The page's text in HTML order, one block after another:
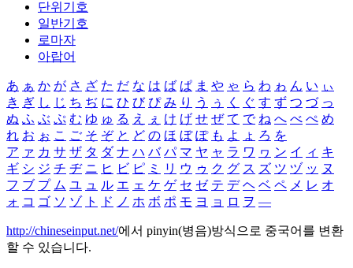
단위기호
일반기호
로마자
아랍어
あ ぁ か が さ ざ た だ な は ば ぱ ま や ゃ ら わ ゎ ん い ぃ
き ぎ し じ ち ぢ に ひ び ぴ み り う ぅ く ぐ す ず つ づ っ
ぬ ふ ぶ ぷ む ゆ ゅ る え ぇ け げ せ ぜ て で ね へ べ ぺ め
れ お ぉ こ ご そ ぞ と ど の ほ ぼ ぽ も よ ょ ろ を
ア ァ カ サ ザ タ ダ ナ ハ バ パ マ ヤ ャ ラ ワ ヮ ン イ ィ キ
ギ シ ジ チ ヂ ニ ヒ ビ ピ ミ リ ウ ゥ ク グ ス ズ ツ ヅ ッ ヌ
フ ブ プ ム ユ ュ ル エ ェ ケ ゲ セ ゼ テ デ ヘ ベ ペ メ レ オ
ォ コ ゴ ソ ゾ ト ド ノ ホ ボ ポ モ ヨ ョ ロ ヲ ―
http://chineseinput.net/에서 pinyin(병음)방식으로 중국어를 변환
할 수 있습니다.